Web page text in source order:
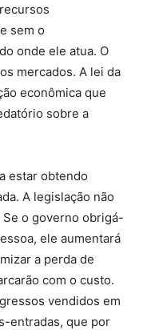
sem o
onde ele atua. O
mercados. A lei da
econômica que
sobre a
estar obtendo
A legislação não
o governo obrigá-
ele aumentará
a perda de
com o custo.
vendidos em
entradas, que por